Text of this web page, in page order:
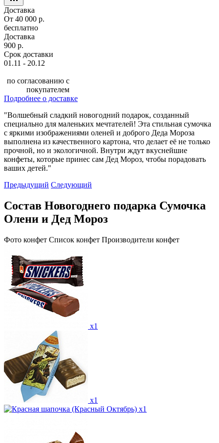
Доставка
От 40 000 р.
бесплатно
Доставка
900 р.
Срок доставки
01.11 - 20.12
по согласованию с
покупателем
Подробнее о доставке
"Волшебный сладкий новогодний подарок, созданный
специально для маленьких мечтателей! Эта стильная сумочка
с яркими изображениями оленей и доброго Деда Мороза
выполнена из качественного картона, что делает её не только
прочной, но и экологичной. Внутри ждут вкуснейшие
конфеты, которые принес сам Дед Мороз, чтобы порадовать
ваших детей."
Предыдущий Следующий
Состав Новогоднего подарка Сумочка
Олени и Дед Мороз
Фото конфет Список конфет Производители конфет
x1
x1
x1